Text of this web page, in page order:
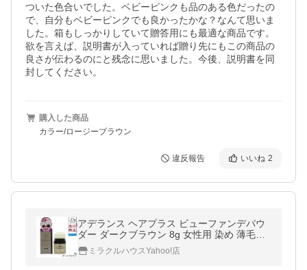
ついた色合いでした。ベビーピンクも品のある色だったの
で、自分もベビーピンクでも良かったかな？なんて思いま
した。箱もしっかりしていて贈答用にも最適な商品です。
欲を言えば、説明書が入っていれば贈り先にもこの商品の
良さが伝わるのにと残念に思いました。今後、説明書を同
封してください。
購入した商品
カラー/ロージーブラウン
違反報告 いいね 2
アデランス ヘアプラス ビューファンデパウ
ダー ダークブラウン 8g 女性用 染め 薄毛隠
し 隠し ポンポン ボリュームアップ ふりかけ
ミラクルハウスYahoo!店